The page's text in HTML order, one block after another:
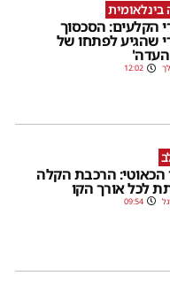
הקלעים: הסכסוך
שהגיע לפתחו של
12:02
הכאוטי: הרכבת הקלה
לכל אורך הקו
09:54